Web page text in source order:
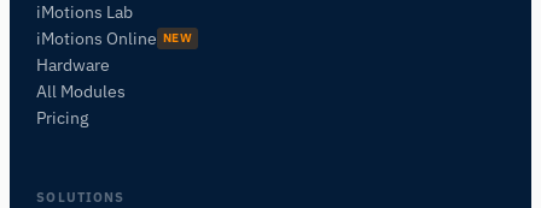
iMotions Lab
iMotions Online NEW
Hardware
All Modules
Pricing
SOLUTIONS